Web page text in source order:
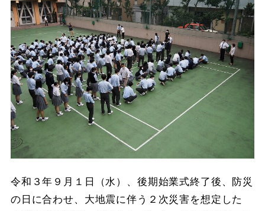
令和３年９月１日（水）、後期始業式終了後、防災
の日に合わせ、大地震に伴う２次災害を想定した